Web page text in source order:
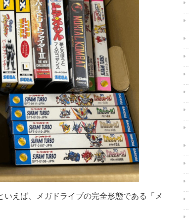
えば、メガドライブの完全形態である「メ